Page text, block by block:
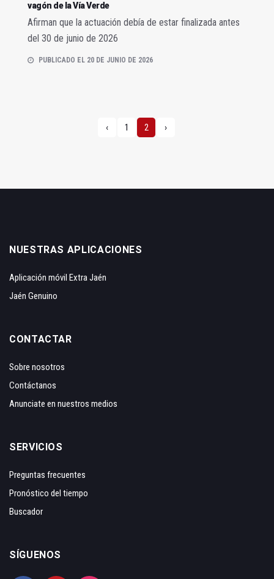
vagón de la Vía Verde
Afirman que la actuación debía de estar finalizada antes
del 30 de junio de 2026
PUBLICADO EL 20 DE JUNIO DE 2026
‹ 1 2 ›
NUESTRAS APLICACIONES
Aplicación móvil Extra Jaén
Jaén Genuino
CONTACTAR
Sobre nosotros
Contáctanos
Anunciate en nuestros medios
SERVICIOS
Preguntas frecuentes
Pronóstico del tiempo
Buscador
SÍGUENOS